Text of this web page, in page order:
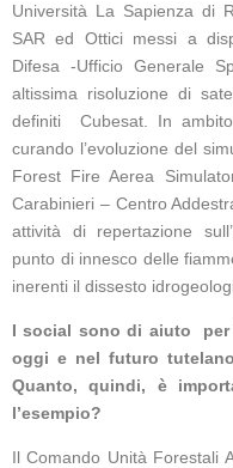
Università La Sapienza di
SAR ed Ottici messi a
Difesa -Ufficio Generale
altissima risoluzione di
definiti Cubesat. In
curando l’evoluzione del
Forest Fire Aerea
Carabinieri – Centro
attività di repertazione
punto di innesco delle
inerenti il dissesto
I social sono di aiuto
oggi e nel futuro
Quanto, quindi, è
l’esempio?
Il Comando Unità Forestali